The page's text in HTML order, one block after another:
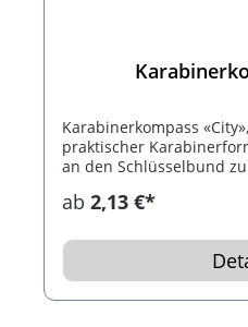
Karabinerkompass
praktischer
an den Schlüsselbund
ab 2,13 €*